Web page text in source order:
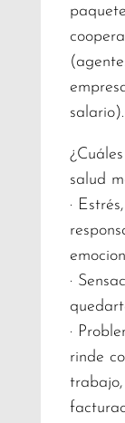
salario).
salud
·
·
·
rinde